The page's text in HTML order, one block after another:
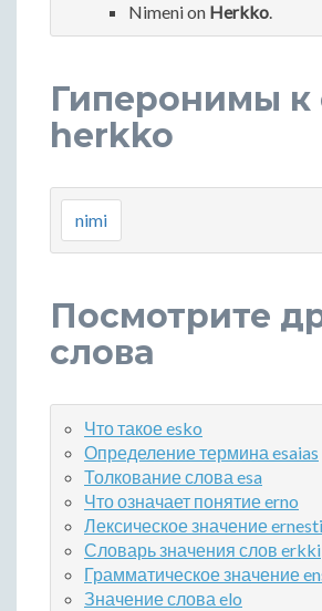
Nimeni on Herkko.
Гиперонимы к
herkko
nimi
Посмотрите
слова
Что такое esko
Определение термина esaias
Толкование слова esa
Что означает понятие erno
Лексическое значение ernesti
Словарь значения слов erkki
Грамматическое значение
Значение слова elo